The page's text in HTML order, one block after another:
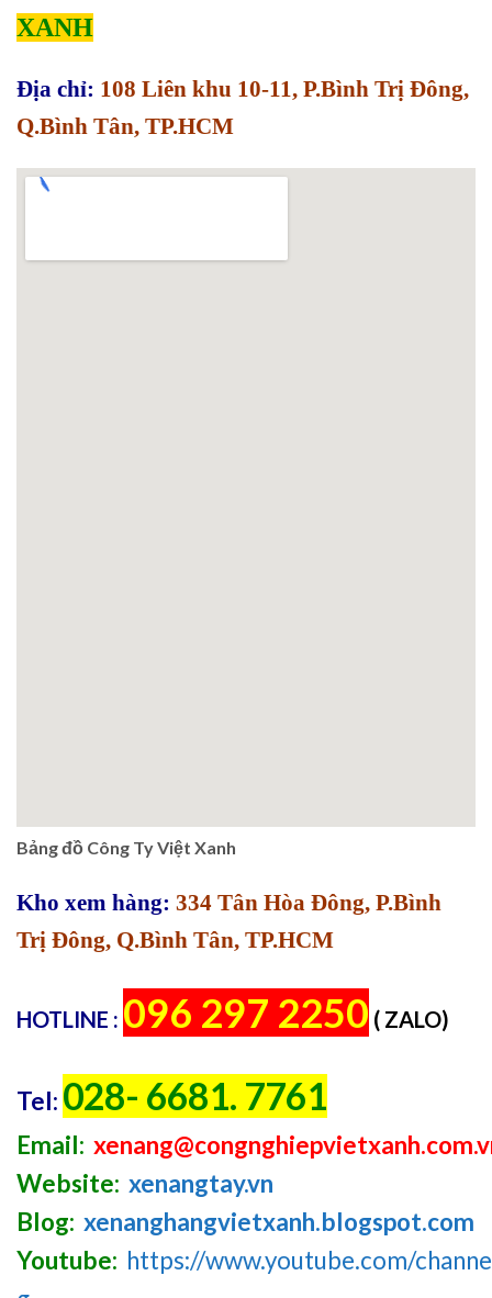
XANH
Địa chỉ: 108 Liên khu 10-11, P.Bình Trị Đông,
Q.Bình Tân, TP.HCM
Bảng đồ Công Ty Việt Xanh
Kho xem hàng: 334 Tân Hòa Đông, P.Bình
Trị Đông, Q.Bình Tân, TP.HCM
HOTLINE : 096 297 2250 ( ZALO)
Tel: 028- 6681. 7761
Email:
Website: xenangtay.vn
Blog: xenanghangvietxanh.blogspot.com
Youtube: https://www.youtube.com/